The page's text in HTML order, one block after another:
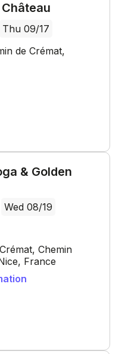
Château
Thu 09/17
de Crémat,
& Golden
Wed 08/19
Chemin
France